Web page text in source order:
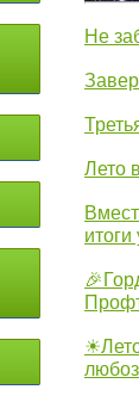
Не
Лето
итоги